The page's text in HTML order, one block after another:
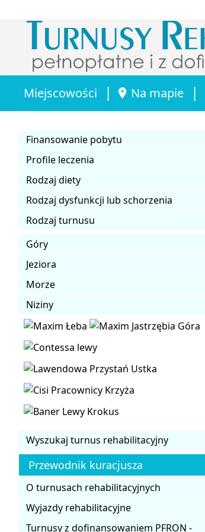
Miejscowości | Na mapie |
Finansowanie pobytu
Profile leczenia
Rodzaj diety
Rodzaj dysfunkcji lub schorzenia
Rodzaj turnusu
Góry
Jeziora
Morze
Niziny
Wyszukaj turnus rehabilitacyjny
Przewodnik kuracjusza
O turnusach rehabilitacyjnych
Wyjazdy rehabilitacyjne
Turnusy z dofinansowaniem PFRON -